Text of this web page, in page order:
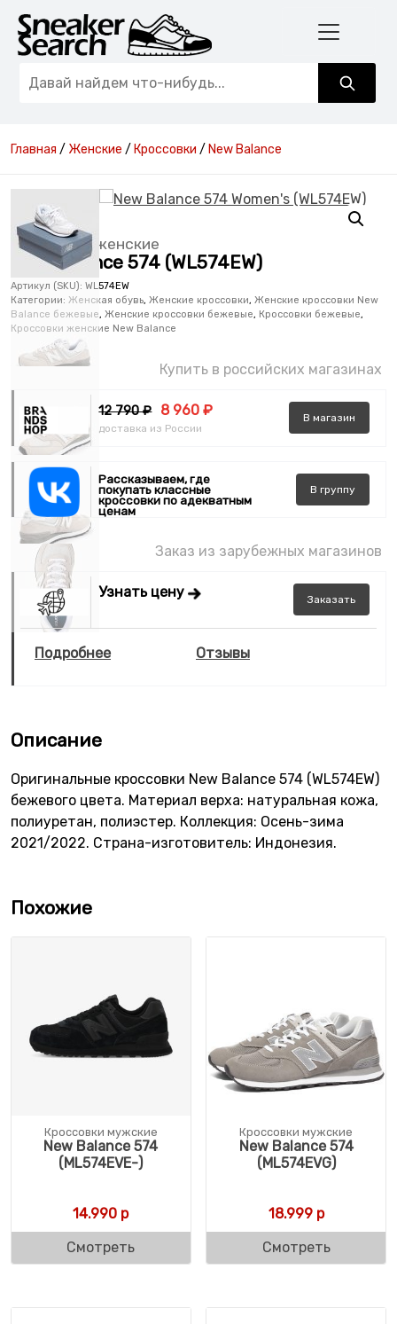
Главная / Женские / Кроссовки / New Balance
Кроссовки женские
New Balance 574 (WL574EW)
Артикул (SKU): WL574EW
Категории: Женская обувь, Женские кроссовки, Женские кроссовки New
Balance бежевые, Женские кроссовки бежевые, Кроссовки бежевые,
Кроссовки женские New Balance
Купить в российских магазинах
12 790 ₽ 8 960 ₽
доставка из России
В магазин
Рассказываем, где
покупать классные
кроссовки по адекватным
ценам
В группу
Заказ из зарубежных магазинов
Узнать цену Заказать
Подробнее Отзывы
Описание
Оригинальные кроссовки New Balance 574 (WL574EW)
бежевого цвета. Материал верха: натуральная кожа,
полиуретан, полиэстер. Коллекция: Осень-зима
2021/2022. Страна-изготовитель: Индонезия.
Похожие
Кроссовки мужские
New Balance 574
(ML574EVE-)
14.990 р
Смотреть
Кроссовки мужские
New Balance 574
(ML574EVG)
18.999р
Смотреть